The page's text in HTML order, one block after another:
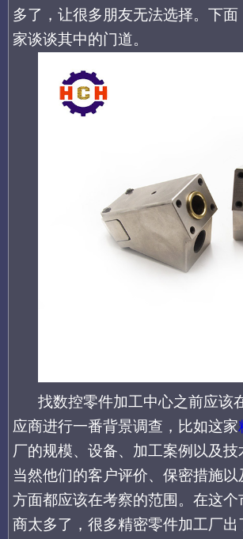
多了，让很多朋友无法选择。下面
家谈谈其中的门道。
找数控零件加工中心之前应该
应商进行一番背景调查，比如这家
厂的规模、 设备、 加工案例以及技
当然他们的客户评价、保密措施以
方面都应该在考察的范围。在这个
商太多了，很多精密零件加工厂出